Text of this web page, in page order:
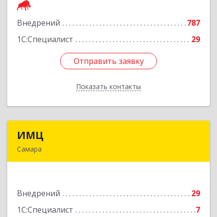
Внедрений
787
1С:Специалист
29
Отправить заявку
Показать контакты
Подробнее
Отправить заявку
Назад
ИМЦ
Самара
Внедрений
29
1С:Специалист
7
Подробнее